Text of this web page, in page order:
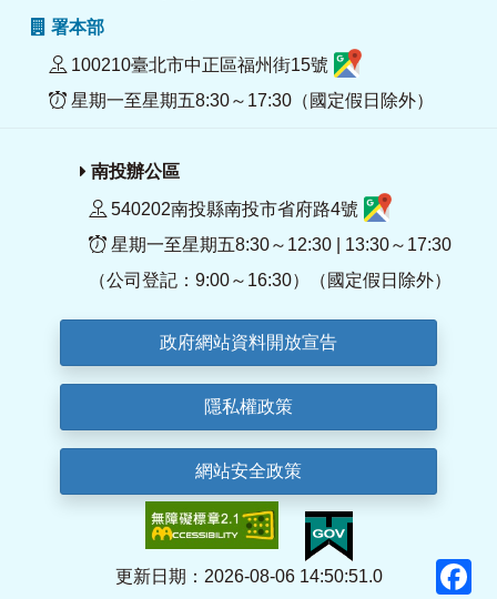
署本部
100210臺北市中正區福州街15號
星期一至星期五8:30～17:30（國定假日除外）
南投辦公區
540202南投縣南投市省府路4號
星期一至星期五8:30～12:30 | 13:30～17:30
（公司登記：9:00～16:30）（國定假日除外）
政府網站資料開放宣告
隱私權政策
網站安全政策
更新日期：2026-08-06 14:50:51.0